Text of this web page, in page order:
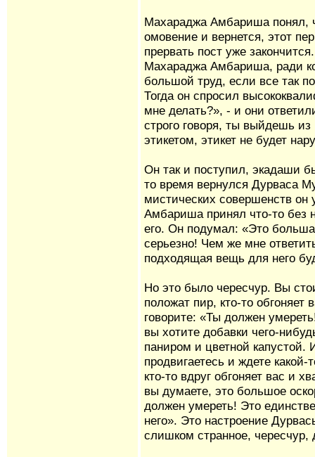
Махараджа Амбариша понял,
омовение и вернется, этот
прервать пост уже
Махараджа Амбариша, ради
большой труд, если все так
Тогда он спросил
мне делать?», - и они
строго говоря, ты выйдешь из
этикетом, этикет не будет
Он так и поступил, экадаши
то время вернулся Дурваса
мистических совершенств
Амбариша принял что-то без
его. Он подумал: «Это
серьезно! Чем же мне
подходящая вещь для него
Но это было чересчур. Вы
положат пир, кто-то
говорите: «Ты должен
вы хотите добавки чего-
паниром и цветной капустой.
продвигаетесь и ждете
кто-то вдруг обгоняет вас и
вы думаете, это большое
должен умереть! Это
него». Это настроение
слишком странное,